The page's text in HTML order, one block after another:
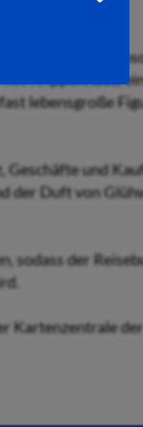
sind
mit Krippenhaus,
lebensgroße
und
der Duft von
sodass der
Kartenzentrale